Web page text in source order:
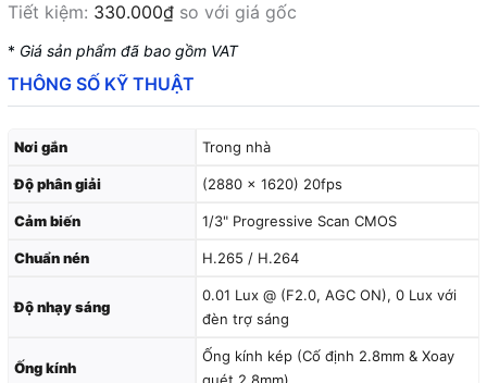
Tiết kiệm: 330.000₫ so với giá gốc
* Giá sản phẩm đã bao gồm VAT
THÔNG SỐ KỸ THUẬT
Nơi gắn Trong nhà
Độ phân giải (2880 × 1620) 20fps
Cảm biến 1/3" Progressive Scan CMOS
Chuẩn nén H.265 / H.264
Độ nhạy sáng
0.01 Lux @ (F2.0, AGC ON), 0 Lux với
đèn trợ sáng
Ống kính
Ống kính kép (Cố định 2.8mm & Xoay